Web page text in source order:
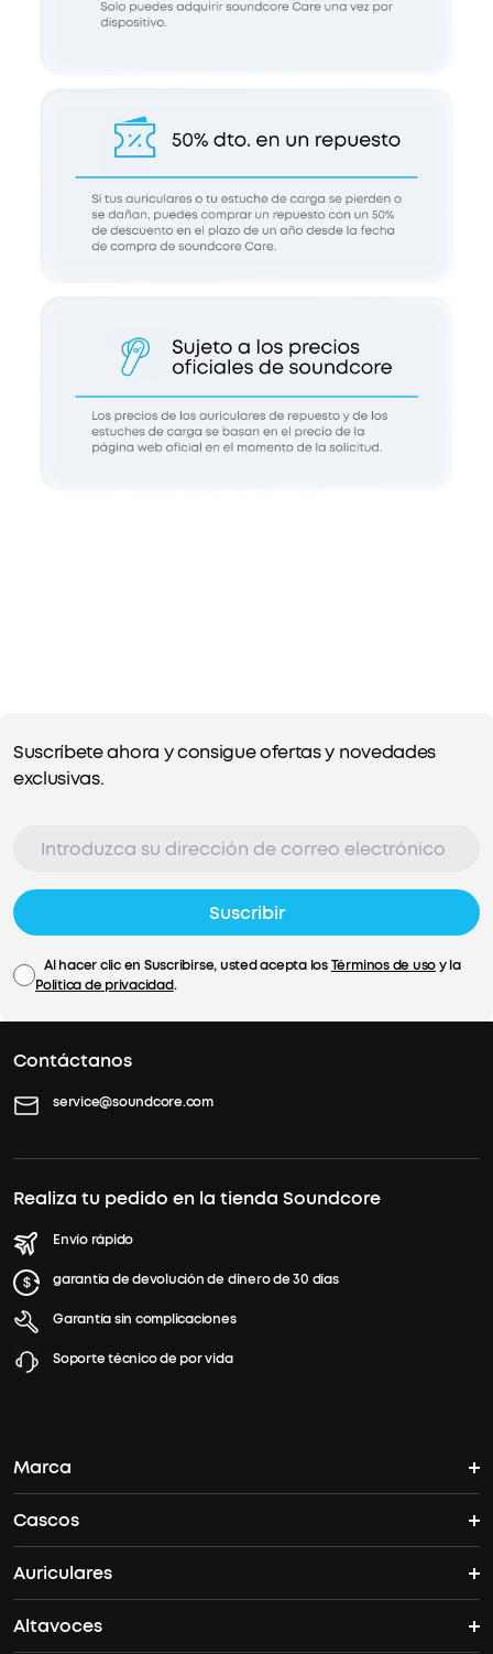
Suscríbete ahora y consigue ofertas y novedades
exclusivas.
Suscribir
Al hacer clic en Suscribirse, usted acepta losTérminos de usoy la
Política de privacidad.
Contáctanos
service@soundcore.com
Realiza tu pedido en la tienda Soundcore
Envío rápido
garantía de devolución de dinero de 30 días
Garantía sin complicaciones
Soporte técnico de por vida
Marca
La historia del soundcore
¿Dónde puedo encontrar soundcore?
Cascos
Cascos Bluetooth
Cascos ANC
Auriculares
Auriculares True Wireles
Altavoces